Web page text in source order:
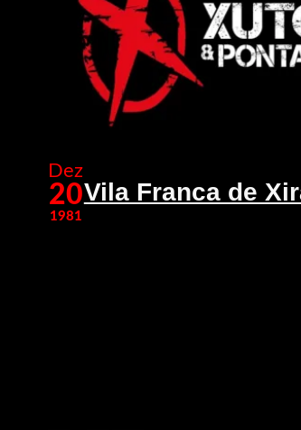
Dez
20
1981
Vila Franca de